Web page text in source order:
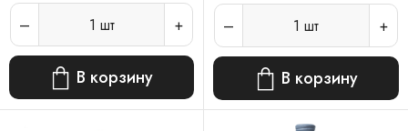
1 шт
В корзину
1 шт
В корзину